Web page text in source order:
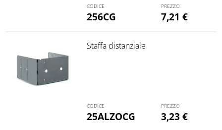
256CG 7,21 €
25ALZOCG
Staffa distanziale
3,23 €